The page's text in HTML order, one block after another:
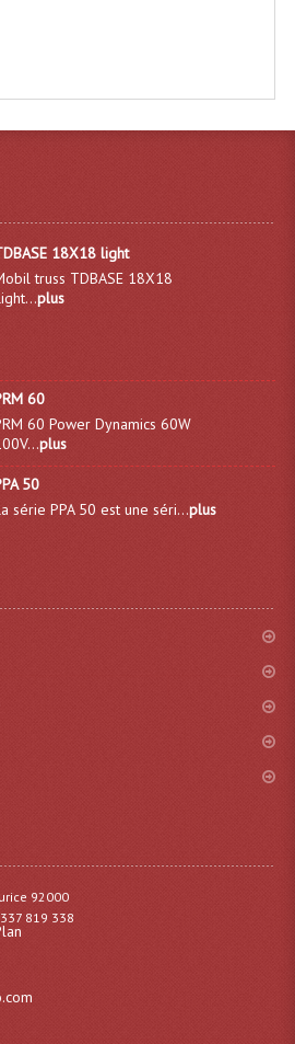
Traitements Et Accessoires
Pour Discours
Sans Fil In-Ear Monitoring
De Mixage DJ
Sono Et Studio
Numériques
Amplifiées
Lumière
Lumineux À Leds
Centre De Piste
Commande Light
18X18 light
truss TDBASE 18X18
plus
60
60 Power Dynamics 60W
plus
50
série PPA 50 est une séri...plus
92000
337 819 338